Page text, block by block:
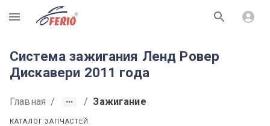
R
Система зажигания Ленд Ровер
Дискавери 2011 года
Главная / / Зажигание
КАТАЛОГ ЗАПЧАСТЕЙ